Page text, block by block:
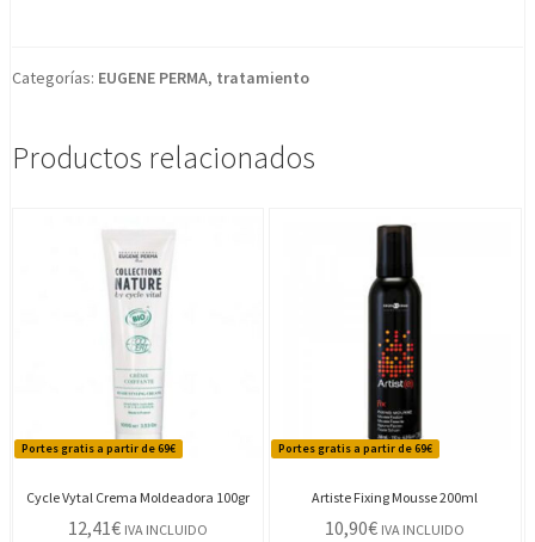
cantidad
Categorías: EUGENE PERMA, tratamiento
Productos relacionados
Portes gratis a partir de 69€
Cycle Vytal Crema Moldeadora 100gr
12,41€ IVA INCLUIDO
Portes gratis a partir de 69€
Artiste Fixing Mousse 200ml
10,90€ IVA INCLUIDO